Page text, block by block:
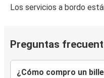
Los servicios a bordo
Preguntas
¿Cómo compro un